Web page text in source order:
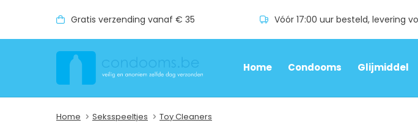
Gratis verzending vanaf € 35
Home Condooms Glijmiddel
Home Seksspeeltjes Toy Cleaners